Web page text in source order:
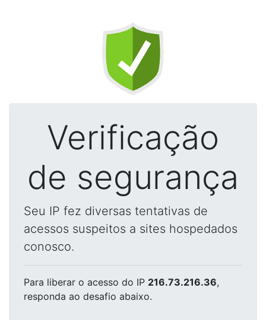
Verificação
de segurança
Seu IP fez diversas tentativas de
acessos suspeitos a sites hospedados
conosco.
Para liberar o acesso do IP 216.73.216.36,
responda ao desafio abaixo.